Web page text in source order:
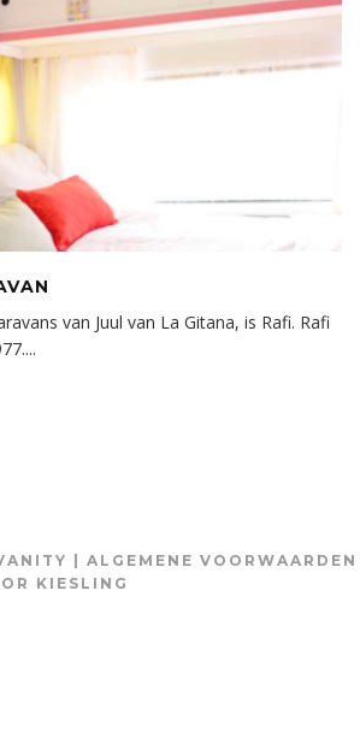
van Juul van La Gitana, is Rafi. Rafi
...
| ALGEMENE VOORWAARDEN
KIESLING